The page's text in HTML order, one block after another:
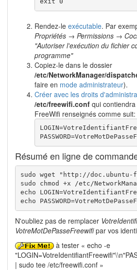
Rendez-le exécutable. Par
Propriétés → Permissions →
"Autoriser l'exécution du fichier
programme"
Copiez-le dans le dossier
/etc/NetworkManager/
faire en mode administrateur).
Créer avec les droits
/etc/freewifi.conf qui
FreeWifi renseignés comme suit:
LOGIN
PASSWORD
Résumé en ligne de
sudo wget
"http://doc.ubuntu-
sudo
chmod +x /etc/
echo
LOGIN
echo
PASSWORD
N'oubliez pas de remplacer
VotreMotDePasseFreewifipar vos
à tester « echo -e
| sudo tee /etc/freewifi.conf »